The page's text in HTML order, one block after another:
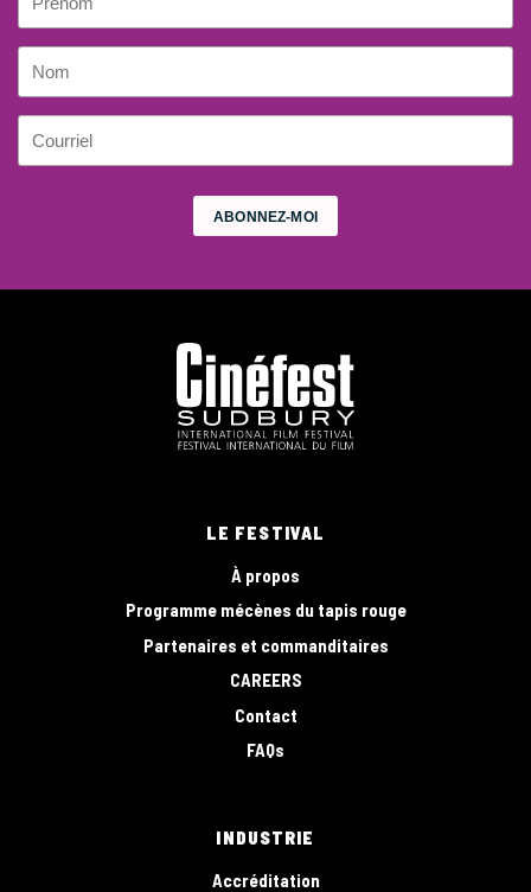
LE FESTIVAL
À propos
Programme mécènes du tapis rouge
Partenaires et commanditaires
CAREERS
Contact
FAQs
INDUSTRIE
Accréditation